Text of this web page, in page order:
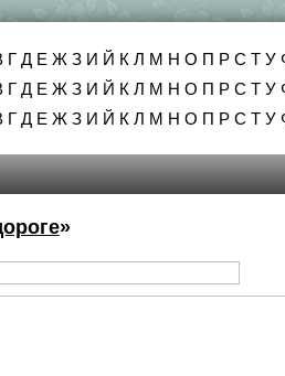
Г Д Е Ж З И Й К Л М Н О П Р С Т У
Г Д Е Ж З И Й К Л М Н О П Р С Т У
Г Д Е Ж З И Й К Л М Н О П Р С Т У
»